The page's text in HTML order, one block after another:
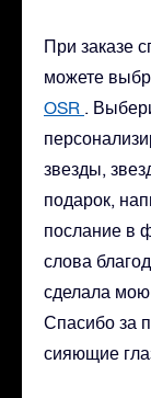
При заказе
можете
OSR .
звезды,
подарок,
послание в
слова
сделала мою
Спасибо за
сияющие